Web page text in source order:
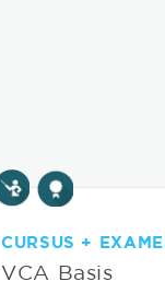
CURSUS +
VCA Basis